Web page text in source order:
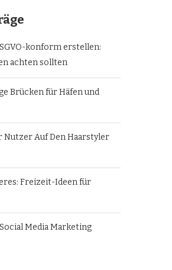
konform erstellen:
achten sollten
Brücken für Häfen und
Auf Den Haarstyler
Freizeit-Ideen für
Media Marketing